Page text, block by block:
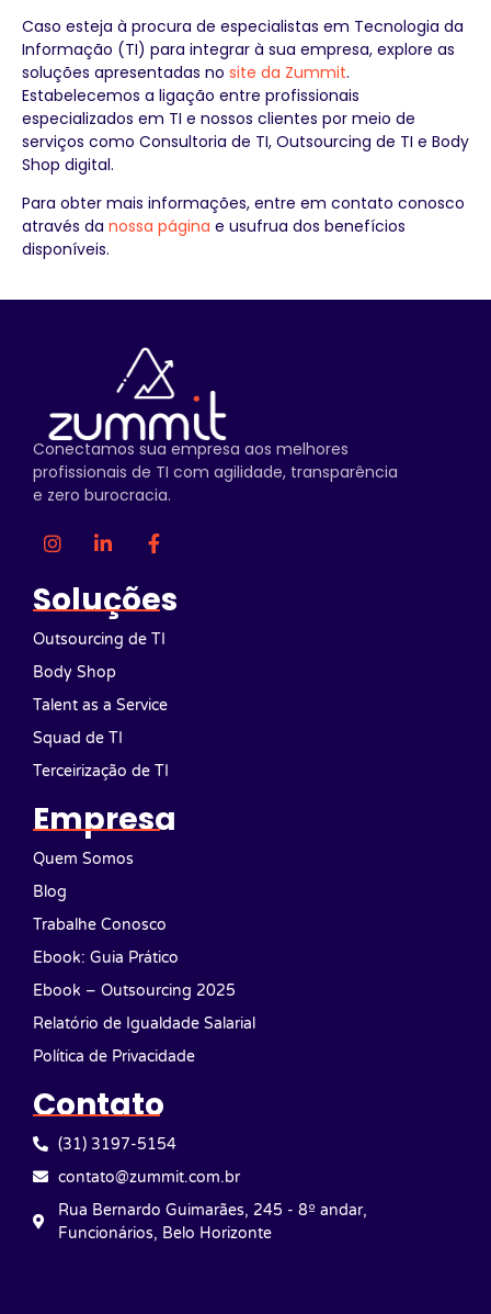
Caso esteja à procura de especialistas em Tecnologia da
Informação (TI) para integrar à sua empresa, explore as
soluções apresentadas no site da Zummit.
Estabelecemos a ligação entre profissionais
especializados em TI e nossos clientes por meio de
serviços como Consultoria de TI, Outsourcing de TI e Body
Shop digital.
Para obter mais informações, entre em contato conosco
através da nossa página e usufrua dos benefícios
disponíveis.
Conectamos sua empresa aos melhores
profissionais de TI com agilidade, transparência
e zero burocracia.
Soluções
Outsourcing de TI
Body Shop
Talent as a Service
Squad de TI
Terceirização de TI
Empresa
Quem Somos
Blog
Trabalhe Conosco
Ebook: Guia Prático
Ebook – Outsourcing 2025
Relatório de Igualdade Salarial
Política de Privacidade
Contato
(31) 3197-5154
contato@zummit.com.br
Rua Bernardo Guimarães, 245 - 8º andar,
Funcionários, Belo Horizonte